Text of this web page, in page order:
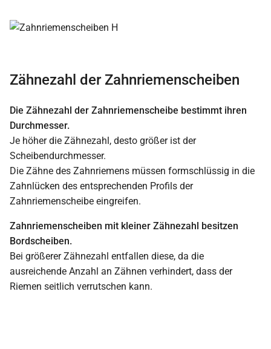
Zähnezahl der Zahnriemenscheiben
Die Zähnezahl der Zahnriemenscheibe bestimmt ihren
Durchmesser.
Je höher die Zähnezahl, desto größer ist der
Scheibendurchmesser.
Die Zähne des Zahnriemens müssen formschlüssig in die
Zahnlücken des entsprechenden Profils der
Zahnriemenscheibe eingreifen.
Zahnriemenscheiben mit kleiner Zähnezahl besitzen
Bordscheiben.
Bei größerer Zähnezahl entfallen diese, da die
ausreichende Anzahl an Zähnen verhindert, dass der
Riemen seitlich verrutschen kann.